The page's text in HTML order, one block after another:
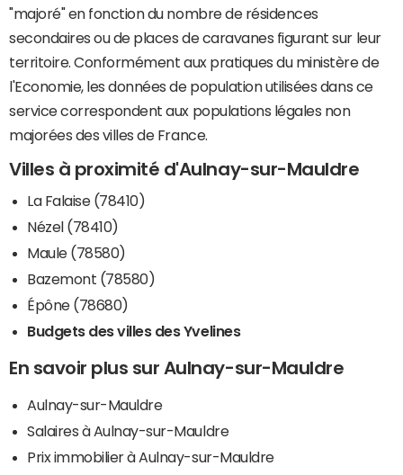
"majoré" en fonction du nombre de résidences
secondaires ou de places de caravanes figurant sur leur
territoire. Conformément aux pratiques du ministère de
l'Economie, les données de population utilisées dans ce
service correspondent aux populations légales non
majorées des villes de France.
Villes à proximité d'Aulnay-sur-Mauldre
La Falaise (78410)
Nézel (78410)
Maule (78580)
Bazemont (78580)
Épône (78680)
Budgets des villes des Yvelines
En savoir plus sur Aulnay-sur-Mauldre
Aulnay-sur-Mauldre
Salaires à Aulnay-sur-Mauldre
Prix immobilier à Aulnay-sur-Mauldre